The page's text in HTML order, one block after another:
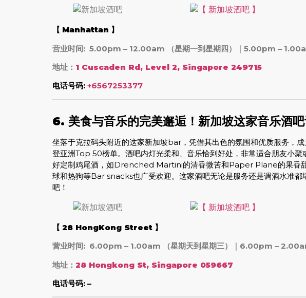
【 Manhattan 】
营业时间: 5.00pm – 12.00am （星期一到星期四）｜5.00pm –
地址： 1 Cuscaden Rd, Level 2, Singapore 249715
电话号码: +6567253377
6. 美食与音乐的完美邂逅！新加坡这家音乐酒
坐落于克拉码头附近的这家新加坡bar，凭借其出色的氛围和优质服务，
登亚洲Top 50榜单。酒吧内灯光柔和、音乐恰到好处，非常适合朋友小
好定制鸡尾酒，如Drenched Martini的清香微苦和Paper Plane的果香
球和热狗等Bar snacks也广受欢迎。这家酒吧无论是服务还是调酒水准
吧！
【 28 HongKong Street 】
营业时间: 6.00pm – 1.00am （星期天到星期三）｜6.00pm –
地址： 28 Hongkong St, Singapore 059667
电话号码: –